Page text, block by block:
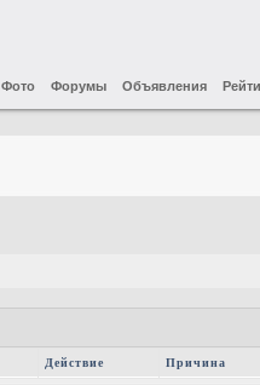
Фото Форумы Объявления
Действие Причина